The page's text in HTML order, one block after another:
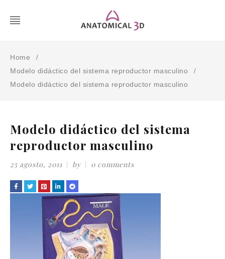
Home /
Modelo didáctico del sistema reproductor masculino /
Modelo didáctico del sistema reproductor masculino
Modelo didáctico del sistema
reproductor masculino
25 agosto, 2011 by 0 comments